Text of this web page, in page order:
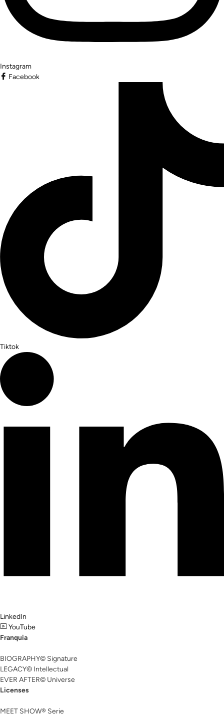
Instagram
Facebook
Tiktok
LinkedIn
YouTube
Franquia
BIOGRAPHY© Signature
LEGACY© Intellectual
EVER AFTER© Universe
Licenses
MEET SHOW® Serie